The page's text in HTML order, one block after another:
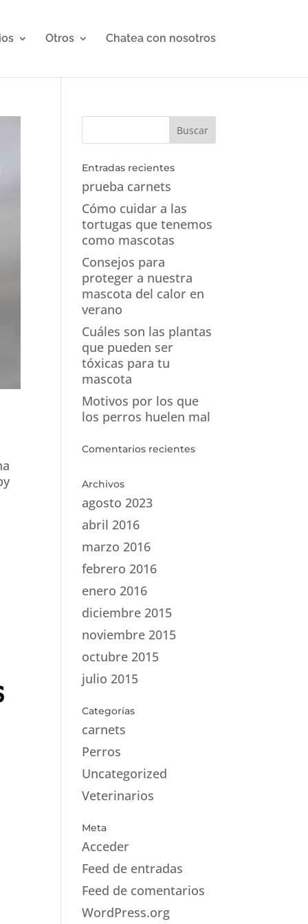
Otros Chatea con nosotros
Entradas recientes
prueba carnets
Cómo cuidar a las
tortugas que tenemos
como mascotas
Consejos para
proteger a nuestra
mascota del calor en
verano
Cuáles son las plantas
que pueden ser
tóxicas para tu
mascota
Motivos por los que
los perros huelen mal
Comentarios recientes
Archivos
agosto 2023
abril 2016
marzo 2016
febrero 2016
enero 2016
diciembre 2015
noviembre 2015
octubre 2015
julio 2015
Categorías
carnets
Perros
Uncategorized
Veterinarios
Meta
Acceder
Feed de entradas
Feed de comentarios
WordPress.org